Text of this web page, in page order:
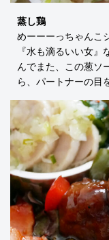
蒸し鶏
めーーーっちゃんこ
『水も滴るいい女
んでまた、この葱ソ
ら、パートナーの目